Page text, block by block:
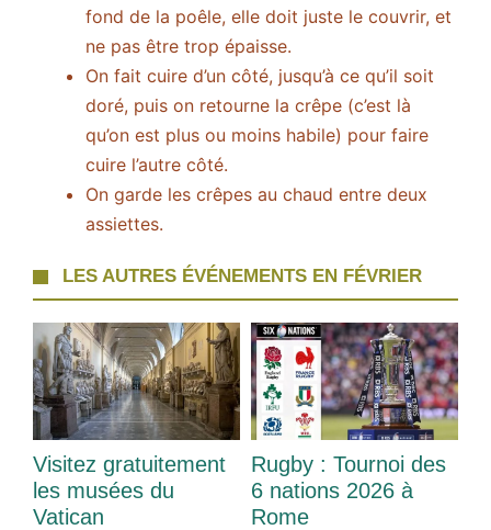
fond de la poêle, elle doit juste le couvrir, et
ne pas être trop épaisse.
On fait cuire d’un côté, jusqu’à ce qu’il soit
doré, puis on retourne la crêpe (c’est là
qu’on est plus ou moins habile) pour faire
cuire l’autre côté.
On garde les crêpes au chaud entre deux
assiettes.
LES AUTRES ÉVÉNEMENTS EN FÉVRIER
Visitez gratuitement
les musées du
Vatican
Rugby : Tournoi des
6 nations 2026 à
Rome